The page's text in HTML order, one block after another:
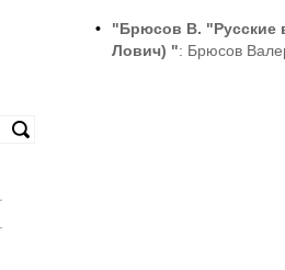
•
"Брюсов В. "Русские
Лович) ": Брюсов